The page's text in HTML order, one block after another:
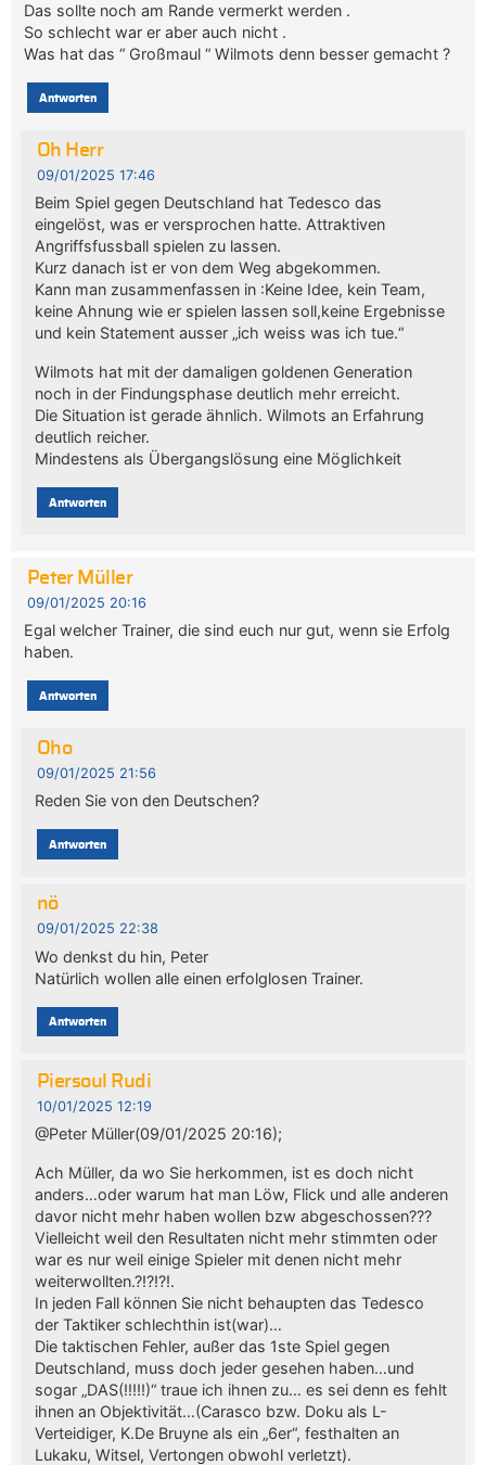
Das sollte noch am Rande vermerkt werden .
So schlecht war er aber auch nicht .
Was hat das “ Großmaul “ Wilmots denn besser gemacht ?
Antworten
Oh Herr
09/01/2025 17:46
Beim Spiel gegen Deutschland hat Tedesco das
eingelöst, was er versprochen hatte. Attraktiven
Angriffsfussball spielen zu lassen.
Kurz danach ist er von dem Weg abgekommen.
Kann man zusammenfassen in :Keine Idee, kein Team,
keine Ahnung wie er spielen lassen soll,keine Ergebnisse
und kein Statement ausser „ich weiss was ich tue.“
Wilmots hat mit der damaligen goldenen Generation
noch in der Findungsphase deutlich mehr erreicht.
Die Situation ist gerade ähnlich. Wilmots an Erfahrung
deutlich reicher.
Mindestens als Übergangslösung eine Möglichkeit
Antworten
Peter Müller
09/01/2025 20:16
Egal welcher Trainer, die sind euch nur gut, wenn sie Erfolg
haben.
Antworten
Oho
09/01/2025 21:56
Reden Sie von den Deutschen?
Antworten
nö
09/01/2025 22:38
Wo denkst du hin, Peter
Natürlich wollen alle einen erfolglosen Trainer.
Antworten
Piersoul Rudi
10/01/2025 12:19
@Peter Müller(09/01/2025 20:16);
Ach Müller, da wo Sie herkommen, ist es doch nicht
anders…oder warum hat man Löw, Flick und alle anderen
davor nicht mehr haben wollen bzw abgeschossen???
Vielleicht weil den Resultaten nicht mehr stimmten oder
war es nur weil einige Spieler mit denen nicht mehr
weiterwollten.?!?!?!.
In jeden Fall können Sie nicht behaupten das Tedesco
der Taktiker schlechthin ist(war)…
Die taktischen Fehler, außer das 1ste Spiel gegen
Deutschland, muss doch jeder gesehen haben…und
sogar „DAS(!!!!!)“ traue ich ihnen zu… es sei denn es fehlt
ihnen an Objektivität…(Carasco bzw. Doku als L-
Verteidiger, K.De Bruyne als ein „6er“, festhalten an
Lukaku, Witsel, Vertongen obwohl verletzt).